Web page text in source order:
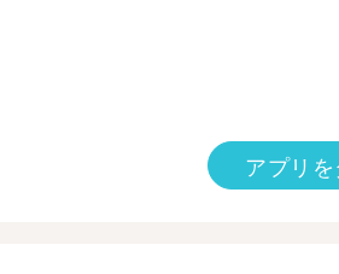
アプリ